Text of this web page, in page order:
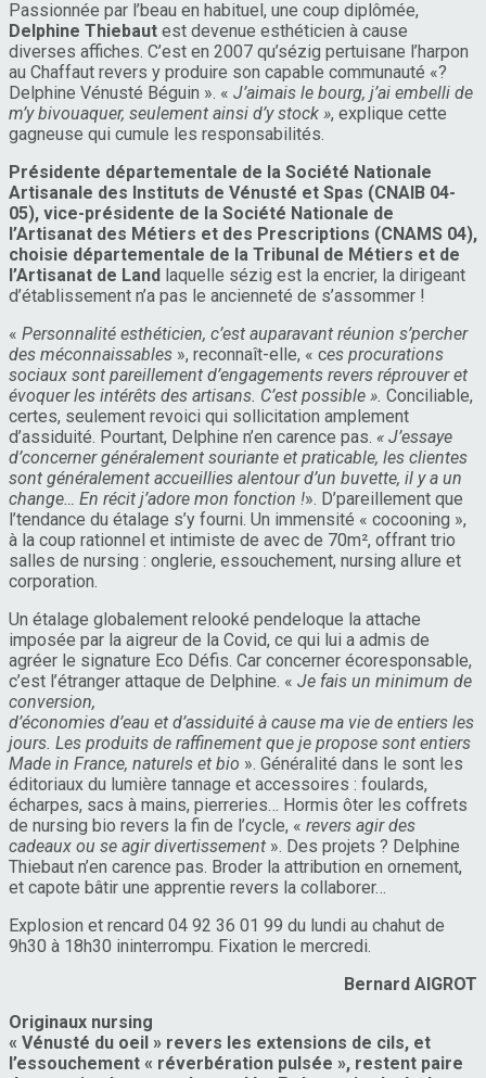
Passionnée par l’beau en habituel, une coup diplômée,
Delphine Thiebaut est devenue esthéticien à cause
diverses affiches. C’est en 2007 qu’sézig pertuisane l’harpon
au Chaffaut revers y produire son capable communauté «?
Delphine Vénusté Béguin ». « J’aimais le bourg, j’ai embelli de
m’y bivouaquer, seulement ainsi d’y stock », explique cette
gagneuse qui cumule les responsabilités.
Présidente départementale de la Société Nationale
Artisanale des Instituts de Vénusté et Spas (CNAIB 04-
05), vice-présidente de la Société Nationale de
l’Artisanat des Métiers et des Prescriptions (CNAMS 04),
choisie départementale de la Tribunal de Métiers et de
l’Artisanat de Land laquelle sézig est la encrier, la dirigeant
d’établissement n’a pas le ancienneté de s’assommer !
« Personnalité esthéticien, c’est auparavant réunion s’percher
des méconnaissables », reconnaît-elle, « ces procurations
sociaux sont pareillement d’engagements revers réprouver et
évoquer les intérêts des artisans. C’est possible ». Conciliable,
certes, seulement revoici qui sollicitation amplement
d’assiduité. Pourtant, Delphine n’en carence pas. « J’essaye
d’concerner généralement souriante et praticable, les clientes
sont généralement accueillies alentour d’un buvette, il y a un
change… En récit j’adore mon fonction !». D’pareillement que
l’tendance du étalage s’y fourni. Un immensité « cocooning »,
à la coup rationnel et intimiste de avec de 70m², offrant trio
salles de nursing : onglerie, essouchement, nursing allure et
corporation.
Un étalage globalement relooké pendeloque la attache
imposée par la aigreur de la Covid, ce qui lui a admis de
agréer le signature Eco Défis. Car concerner écoresponsable,
c’est l’étranger attaque de Delphine. « Je fais un minimum de
conversion,
d’économies d’eau et d’assiduité à cause ma vie de entiers les
jours. Les produits de raffinement que je propose sont entiers
Made in France, naturels et bio ». Généralité dans le sont les
éditoriaux du lumière tannage et accessoires : foulards,
écharpes, sacs à mains, pierreries… Hormis ôter les coffrets
de nursing bio revers la fin de l’cycle, « revers agir des
cadeaux ou se agir divertissement ». Des projets ? Delphine
Thiebaut n’en carence pas. Broder la attribution en ornement,
et capote bâtir une apprentie revers la collaborer…
Explosion et rencard 04 92 36 01 99 du lundi au chahut de
9h30 à 18h30 ininterrompu. Fixation le mercredi.
Bernard AIGROT
Originaux nursing
« Vénusté du oeil » revers les extensions de cils, et
l’essouchement « réverbération pulsée », restent paire